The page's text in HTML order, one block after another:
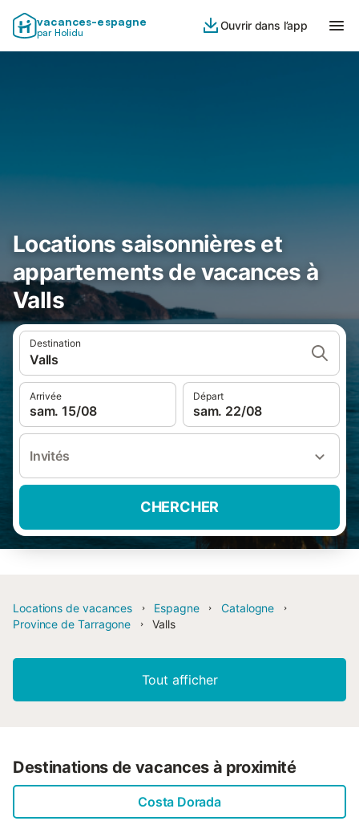
vacances-espagne
par Holidu
Ouvrir dans l’app
Locations saisonnières et
appartements de vacances à
Valls
Destination
Valls
Arrivée
sam. 15/08
Départ
sam. 22/08
Invités
CHERCHER
Locations de vacances Espagne
Catalogne
Province de Tarragone
Valls
Tout afficher
Destinations de vacances à proximité
Costa Dorada